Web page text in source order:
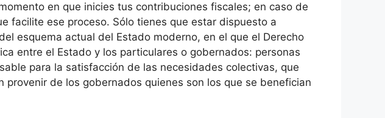
en que inicies tus contribuciones fiscales; en caso de
facilite ese proceso. Sólo tienes que estar dispuesto a
esquema actual del Estado moderno, en el que el Derecho
entre el Estado y los particulares o gobernados: personas
para la satisfacción de las necesidades colectivas, que
de los gobernados quienes son los que se benefician